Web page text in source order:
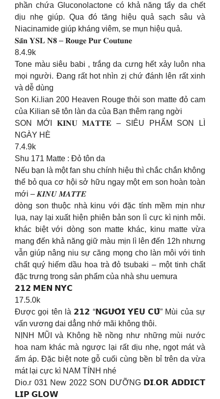
phần chứa Gluconolactone có khả năng tẩy da chết
dịu nhẹ giúp. Qua đó tăng hiệu quả sạch sâu và
Niacinamide giúp kháng viêm, se mụn hiệu quả.
𝐒𝐚̆̃𝐧 𝐘𝐒𝐋 𝐍𝟖 – 𝐑𝐨𝐮𝐠𝐞 𝐏𝐮𝐫 𝐂𝐨𝐮𝐭𝐮𝐧𝐞
8.4.9k
Tone màu siêu babi , trắng da cưng hết xảy luôn nha
mọi người. Đang rất hot nhìn zị chứ đánh lên rất xinh
và dễ dùng
Son Ki.lian 200 Heaven Rouge thỏi son matte đỏ cam
của Kilian sẽ tôn làn da của Bạn thêm rạng ngời
SON MỚI 𝐊𝐈𝐍𝐔 𝐌𝐀𝐓𝐓𝐄 – SIÊU PHẨM SON LÌ
NGÀY HÈ
7.4.9k
Shu 171 Matte : Đỏ tôn da
Nếu bạn là một fan shu chính hiệu thì chắc chắn không
thể bỏ qua cơ hội sở hữu ngay một em son hoàn toàn
mới – 𝑲𝑰𝑵𝑼 𝑴𝑨𝑻𝑻𝑬
dòng son thuộc nhà kinu với đặc tính mềm mịn như
lụa, nay lại xuất hiện phiên bản son lì cực kì nịnh môi.
khác biệt với dòng son matte khác, kinu matte vừa
mang đến khả năng giữ màu mịn lì lên đến 12h nhưng
vẫn giúp nâng niu sự căng mọng cho làn môi với tinh
chất quý hiếm dầu hoa trà đỏ tsubaki – một tinh chất
đặc trưng trong sản phẩm của nhà shu uemura
𝟮𝟭𝟮 𝗠𝗘𝗡 𝗡𝗬𝗖
17.5.0k
Được gọi tên là 𝟮𝟭𝟮 “𝗡𝗚𝗨̛𝗢̛̀𝗜 𝗬𝗘̂𝗨 𝗖𝗨̃” Mùi của sự
vấn vương dai dẳng nhớ mãi không thôi.
NỊNH MŨI và Không hề nồng như những mùi nước
hoa nam khác mà ngược lại rất dịu nhẹ, ngọt mát và
ấm áp. Đặc biệt note gỗ cuối cùng bền bỉ trên da vừa
mát lại cực kì NAM TÍNH nhé
Dio.r 031 New 2022 SON DƯỠNG 𝗗𝗜.𝗢𝗥 𝗔𝗗𝗗𝗜𝗖𝗧
𝗟𝗜𝗣 𝗚𝗟𝗢𝗪